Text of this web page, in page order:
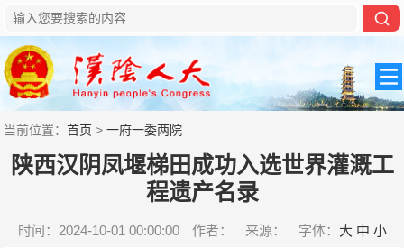
当前位置：首页 >一府一委两院
陕西汉阴凤堰梯田成功入选世界灌溉工
程遗产名录
时间：2024-10-01 00:00:00 作者： 来源： 字体： 大 中 小